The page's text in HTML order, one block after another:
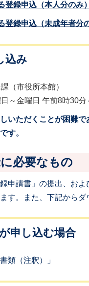
登録申込（本人分のみ
登録申込（未成年者分
込み
（市役所本館）
日～金曜日 午前8時30
いただくことが困難
す。
必要なもの
申請書」の提出、およ
す。また、下記からダ
申し込む場合
類（注釈）」